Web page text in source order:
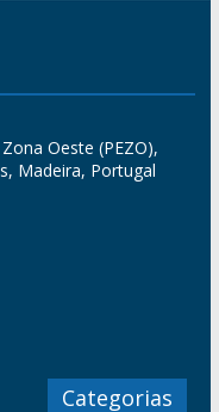
Oeste (PEZO),
Madeira, Portugal
Categorias